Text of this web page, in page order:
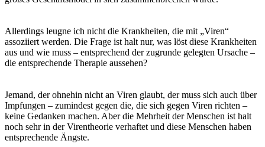
Allerdings leugne ich nicht die Krankheiten, die mit „Viren“
assoziiert werden. Die Frage ist halt nur, was löst diese Krankheiten
aus und wie muss – entsprechend der zugrunde gelegten Ursache –
die entsprechende Therapie aussehen?
Jemand, der ohnehin nicht an Viren glaubt, der muss sich auch über
Impfungen – zumindest gegen die, die sich gegen Viren richten –
keine Gedanken machen. Aber die Mehrheit der Menschen ist halt
noch sehr in der Virentheorie verhaftet und diese Menschen haben
entsprechende Ängste.